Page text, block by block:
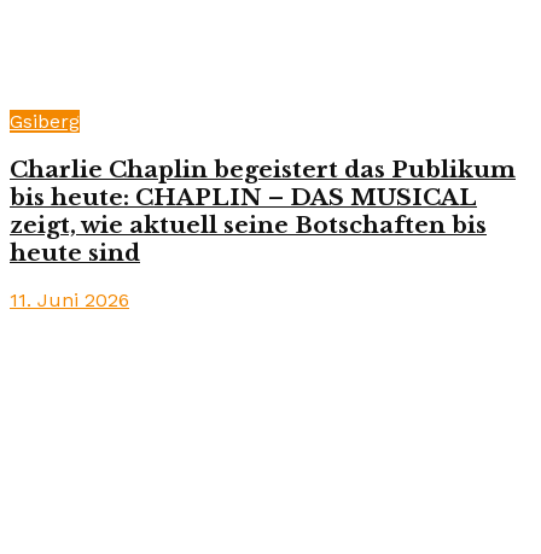
Gsiberg
Charlie Chaplin begeistert das Publikum
bis heute: CHAPLIN – DAS MUSICAL
zeigt, wie aktuell seine Botschaften bis
heute sind
11. Juni 2026